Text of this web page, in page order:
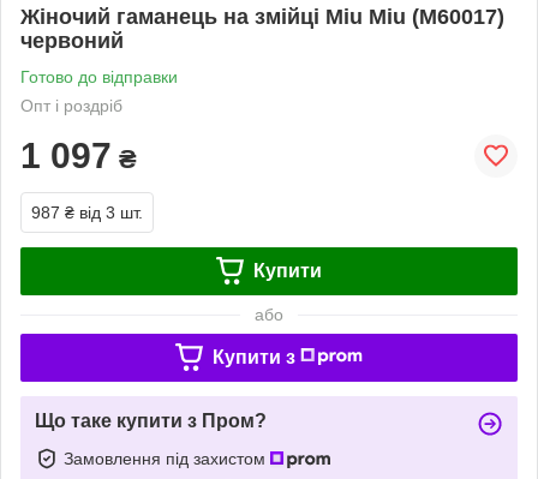
Жіночий гаманець на змійці Miu Miu (M60017)
червоний
Готово до відправки
Опт і роздріб
1 097 ₴
987 ₴ від 3 шт.
Купити
або
Купити з
Що таке купити з Пром?
Замовлення під захистом